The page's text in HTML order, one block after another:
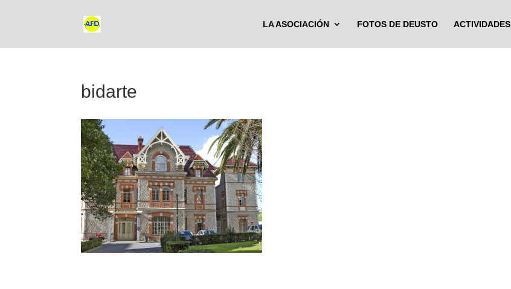
LA ASOCIACIÓN FOTOS DE DEUSTO ACTIVIDADES
bidarte